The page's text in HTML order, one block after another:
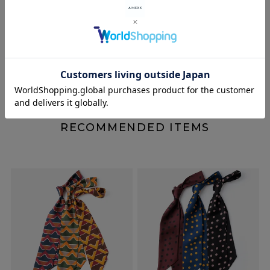
RECOMMENDED ITEMS